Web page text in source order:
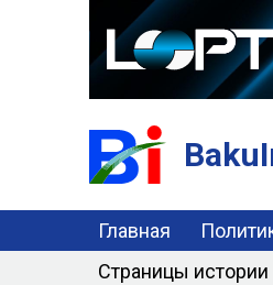
Главная
Страницы истории